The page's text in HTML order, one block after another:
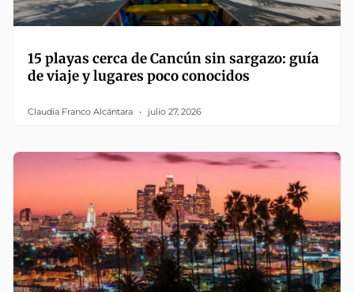
15 playas cerca de Cancún sin sargazo: guía
de viaje y lugares poco conocidos
Claudia Franco Alcántara julio 27, 2026